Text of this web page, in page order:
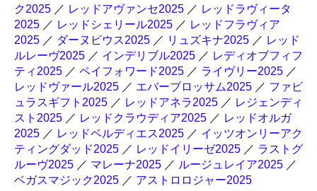
ク2025 ／ レッドアヴァンセ2025 ／ レッドラヴィータ
2025 ／ レッドシェリール2025 ／ レッドフラヴィア
2025 ／ ダーヌビウス2025 ／ リュズキナ2025 ／ レッド
ルレーヴ2025 ／ インデリブル2025 ／ レディオブフィフ
ティ2025 ／ ペイフォワード2025 ／ ライヴリー2025 ／
レッドヴァール2025 ／ エバーブロッサム2025 ／ ファビ
ュラスギフト2025 ／ レッドアネラ2025 ／ レジェンディ
スト2025 ／ レッドクラウディア2025 ／ レッドオルガ
2025 ／ レッドベルディエス2025 ／ イッツオンリーアク
ティングダッド2025 ／ レッドイリーゼ2025 ／ ラストグ
ルーヴ2025 ／ マレーナ2025 ／ ルージュレイア2025 ／
ベガスマジック2025 ／ アストロロジャー2025